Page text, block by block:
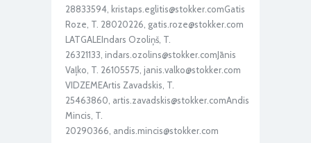
28833594, kristaps.eglitis@stokker.comGatis
Roze, T. 28020226, gatis.roze@stokker.com
LATGALEIndars Ozoliņš, T.
26321133, indars.ozolins@stokker.comJānis
Vaļko, T. 26105575, janis.valko@stokker.com
VIDZEMEArtis Zavadskis, T.
25463860, artis.zavadskis@stokker.comAndis
Mincis, T.
20290366, andis.mincis@stokker.com